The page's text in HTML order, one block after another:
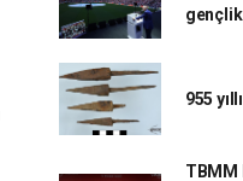
gençlik
955
TBMM